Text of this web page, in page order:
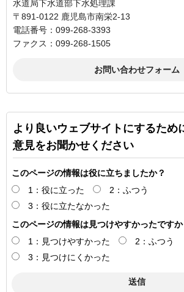
水道局下水道部下水処理課
〒891-0122 鹿児島市南栄2-13
電話番号：099-268-3393
ファクス：099-268-1505
より良いウェブサイトにするため
意見をお聞かせください
このページの情報は役に立ちましたか？
1：役に立った
2：ふつう
3：役に立たなかった
このページの情報は見つけやすかったですか
1：見つけやすかった
2：ふつう
3：見つけにくかった